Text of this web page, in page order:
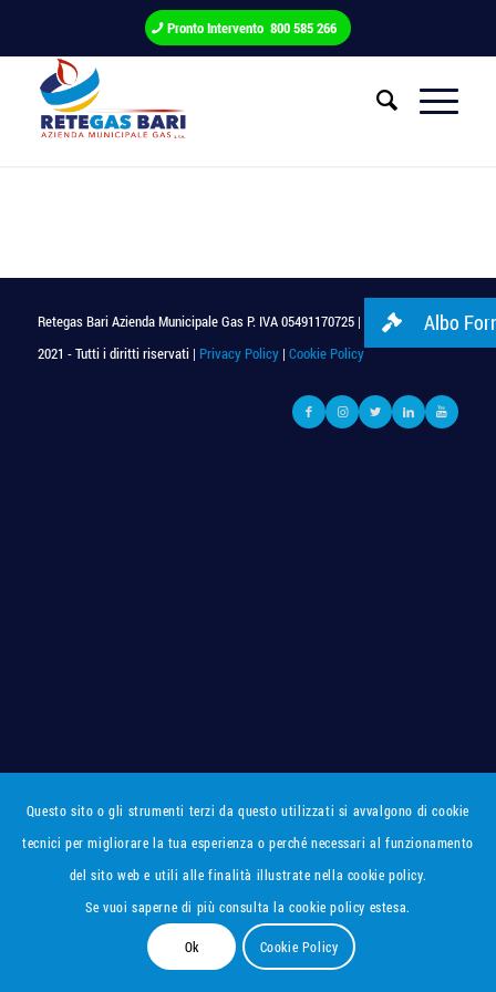
Pronto Intervento 800 585 266
Retegas Bari Azienda Municipale Gas P. IVA 05491170725 | © Copyright
2021 - Tutti i diritti riservati | Privacy Policy| Cookie Policy
Questo sito o gli strumenti terzi da questo utilizzati si avvalgono di cookie
tecnici per migliorare la tua esperienza o perché necessari al funzionamento
del sito web e utili alle finalità illustrate nella cookie policy.
Se vuoi saperne di più consulta la cookie policy estesa.
Ok Cookie Policy
Albo